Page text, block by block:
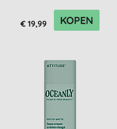
€ 19,99 KOPEN